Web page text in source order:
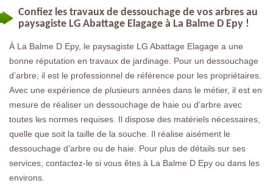
Confiez les travaux de dessouchage de vos arbres au
paysagiste LG Abattage Elagage à La Balme D Epy !
À La Balme D Epy, le paysagiste LG Abattage Elagage a une
bonne réputation en travaux de jardinage. Pour un dessouchage
d’arbre, il est le professionnel de référence pour les propriétaires.
Avec une expérience de plusieurs années dans le métier, il est en
mesure de réaliser un dessouchage de haie ou d’arbre avec
toutes les normes requises. Il dispose des matériels nécessaires,
quelle que soit la taille de la souche. Il réalise aisément le
dessouchage d’arbre ou de haie. Pour plus de détails sur ses
services, contactez-le si vous êtes à La Balme D Epy ou dans les
environs.